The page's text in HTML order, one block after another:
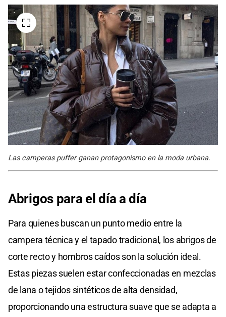
Las camperas puffer ganan protagonismo en la moda urbana.
Abrigos para el día a día
Para quienes buscan un punto medio entre la
campera técnica y el tapado tradicional, los abrigos de
corte recto y hombros caídos son la solución ideal.
Estas piezas suelen estar confeccionadas en mezclas
de lana o tejidos sintéticos de alta densidad,
proporcionando una estructura suave que se adapta a